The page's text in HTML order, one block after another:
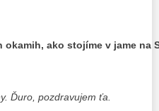
okamih, ako stojíme v jame na
Ďuro, pozdravujem ťa.